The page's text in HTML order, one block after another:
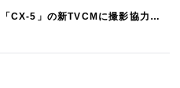
マツダ新型「CX-5」の新TVCMに撮影協力しました